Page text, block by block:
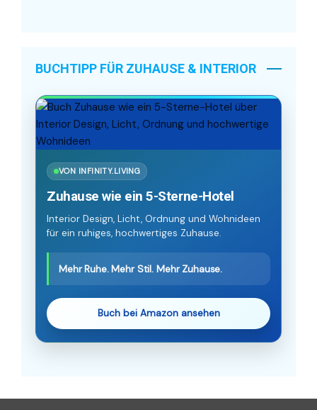
BUCHTIPP FÜR ZUHAUSE & INTERIOR
VON INFINITY.LIVING
Zuhause wie ein 5-Sterne-Hotel
Interior Design, Licht, Ordnung und Wohnideen
für ein ruhiges, hochwertiges Zuhause.
Mehr Ruhe. Mehr Stil. Mehr Zuhause.
Buch bei Amazon ansehen